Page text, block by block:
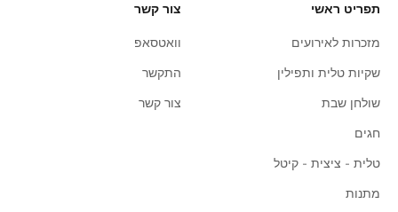
תפריט ראשי
מזכרות לאירועים
שקיות טלית ותפילין
שולחן שבת
חגים
טלית - ציצית - קיטל
מתנות
צור קשר
וואטסאפ
התקשר
צור קשר